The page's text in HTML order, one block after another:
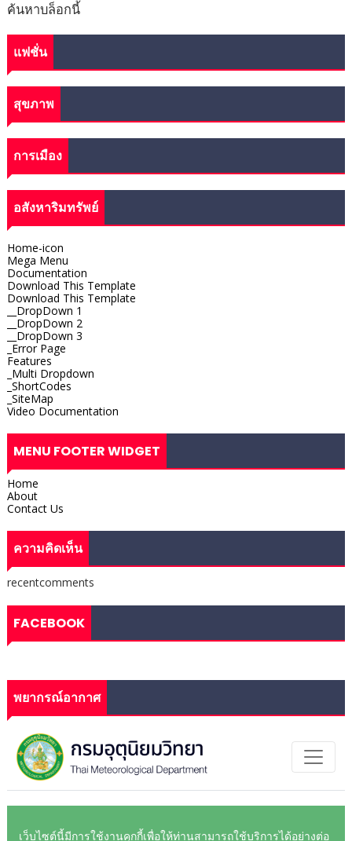
ค้นหาบล็อกนี้
แฟชั่น
สุขภาพ
การเมือง
อสังหาริมทรัพย์
Home-icon
Mega Menu
Documentation
Download This Template
Download This Template
__DropDown 1
__DropDown 2
__DropDown 3
_Error Page
Features
_Multi Dropdown
_ShortCodes
_SiteMap
Video Documentation
MENU FOOTER WIDGET
Home
About
Contact Us
ความคิดเห็น
recentcomments
FACEBOOK
พยากรณ์อากาศ